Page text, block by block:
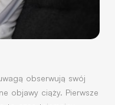
obserwują swój
objawy ciąży. Pierwsze